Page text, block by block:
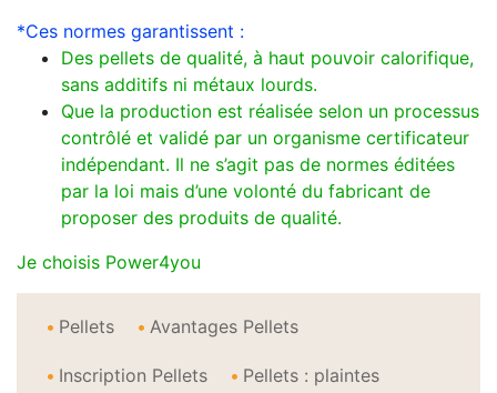
*Ces normes garantissent :
Des pellets de qualité, à haut pouvoir calorifique,
sans additifs ni métaux lourds.
Que la production est réalisée selon un processus
contrôlé et validé par un organisme certificateur
indépendant. Il ne s’agit pas de normes éditées
par la loi mais d’une volonté du fabricant de
proposer des produits de qualité.
Je choisis Power4you
Pellets Avantages Pellets
Inscription Pellets Pellets : plaintes